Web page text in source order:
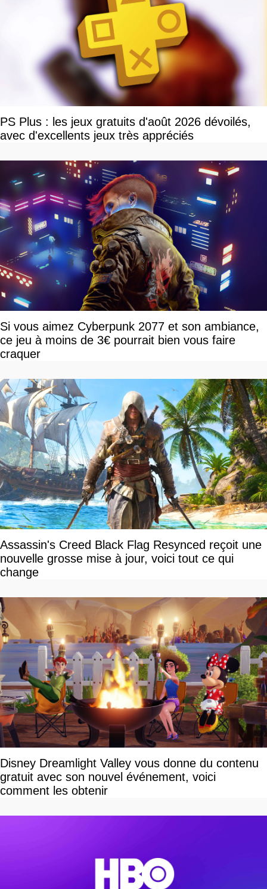
PS Plus : les jeux gratuits d'août 2026 dévoilés,
avec d'excellents jeux très appréciés
Si vous aimez Cyberpunk 2077 et son ambiance,
ce jeu à moins de 3€ pourrait bien vous faire
craquer
Assassin's Creed Black Flag Resynced reçoit une
nouvelle grosse mise à jour, voici tout ce qui
change
Disney Dreamlight Valley vous donne du contenu
gratuit avec son nouvel événement, voici
comment les obtenir